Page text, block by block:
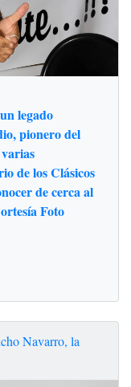
legado
pionero del
de los Clásicos
de cerca al
Foto
Navarro, la